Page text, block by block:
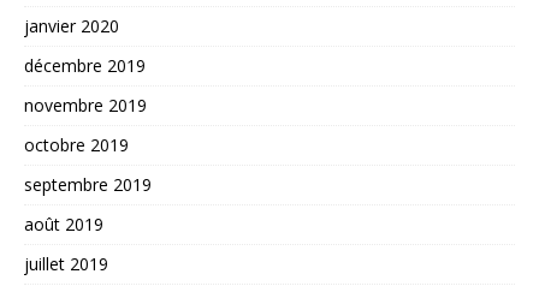
janvier 2020
décembre 2019
novembre 2019
octobre 2019
septembre 2019
août 2019
juillet 2019